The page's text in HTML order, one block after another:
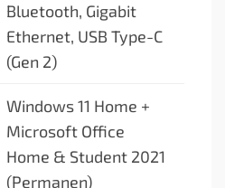
Bluetooth, Gigabit
Ethernet, USB Type-C
(Gen 2)
Windows 11 Home +
Microsoft Office
Home & Student 2021
(Permanen)